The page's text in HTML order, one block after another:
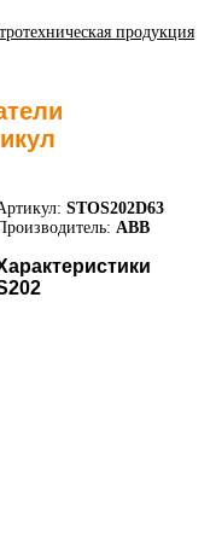
продукция
STOS202D63
ABB